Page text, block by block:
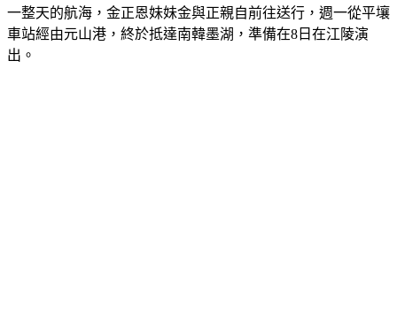
車站經由元山港，終於抵達南韓墨湖，準備在8日在江陵演
出。